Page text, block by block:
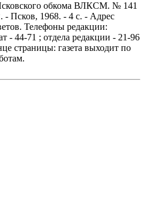
обкома ВЛКСМ. № 141
Псков, 1968. - 4 с. - Адрес
Телефоны редакции:
- 44-71 ; отдела редакции - 21-96
страницы: газета выходит по